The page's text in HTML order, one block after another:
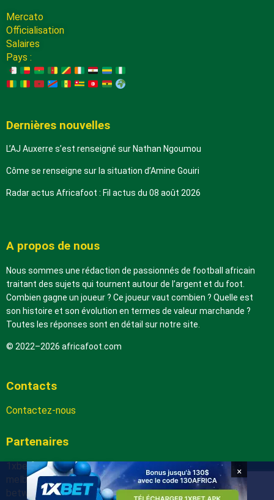
Mercato
Officialisation
Salaires
Pays :
Dernières nouvelles
L’AJ Auxerre s’est renseigné sur Nathan Ngoumou
Côme se renseigne sur la situation d’Amine Gouiri
Radar actus Africafoot : Fil actus du 08 août 2026
A propos de nous
Nous sommes une rédaction de passionnés de football africain
traitant des sujets qui tournent autour de l’argent et du foot.
Combien gagne un joueur ? Ce joueur vaut combien ? Quelle est
son histoire et son évolution en termes de valeur marchande ?
Toutes les réponses sont en détail sur notre site.
© 2022–2026 africafoot.com
Contacts
Contactez-nous
Partenaires
1xbetapk.africafoot.com
melbet.africafoot.com
betwinnerapp.africafoot.com
×